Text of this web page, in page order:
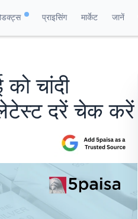
प्राइसिंग मार्केट जानें
चांदी
दरें चेक करें